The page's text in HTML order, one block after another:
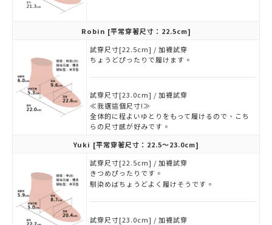
Robin [平常穿著尺寸：22.5cm]
試穿尺寸[22.5cm] / 加襪試穿
ちょうどぴったりで履けます。
試穿尺寸[23.0cm] / 加襪試穿
≪我選這個尺寸!≫
全体的に程よいゆとりをもって履けるので、こち
らの尺寸感が好みです。
Yuki [平常穿著尺寸：22.5～23.0cm]
試穿尺寸[22.5cm] / 加襪試穿
きつめぴったりです。
馴染めばちょうどよく履けそうです。
試穿尺寸[23.0cm] / 加襪試穿